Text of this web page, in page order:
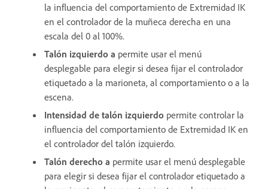
la influencia del comportamiento de Extremidad IK
en el controlador de la muñeca derecha en una
escala del 0 al 100%.
Talón izquierdo a permite usar el menú
desplegable para elegir si desea fijar el controlador
etiquetado a la marioneta, al comportamiento o a la
escena.
Intensidad de talón izquierdo permite controlar la
influencia del comportamiento de Extremidad IK en
el controlador del talón izquierdo.
Talón derecho a permite usar el menú desplegable
para elegir si desea fijar el controlador etiquetado a